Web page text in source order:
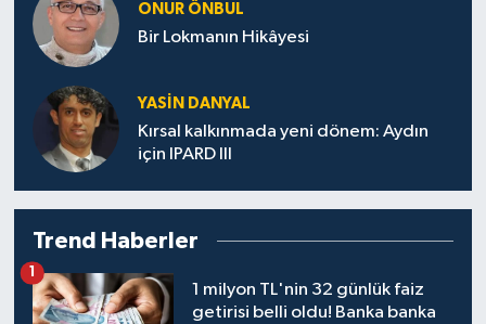
ONUR ÖNBUL
Bir Lokmanın Hikâyesi
YASIN DANYAL
Kırsal kalkınmada yeni dönem: Aydın
için IPARD III
Trend Haberler
1 milyon TL'nin 32 günlük faiz
getirisi belli oldu! Banka banka
1